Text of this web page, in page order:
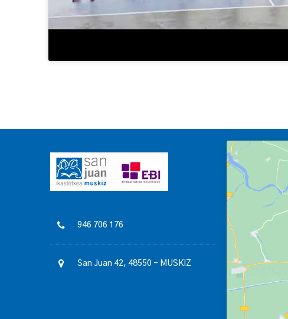
946 706 176
San Juan 42, 48550 – MUSKIZ